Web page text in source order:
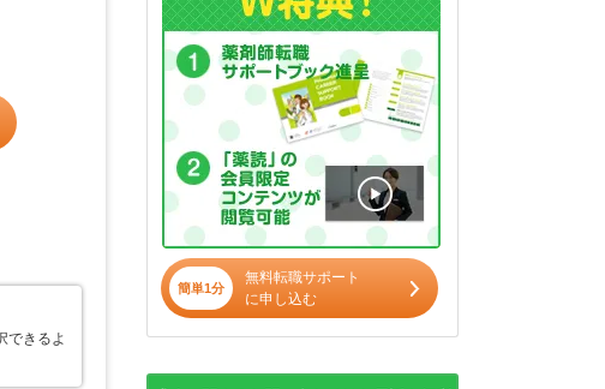
できるよ
簡単1分
無料転職サポート
に申し込む